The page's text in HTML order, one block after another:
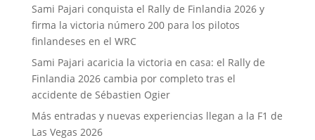
Sami Pajari conquista el Rally de Finlandia 2026 y
firma la victoria número 200 para los pilotos
finlandeses en el WRC
Sami Pajari acaricia la victoria en casa: el Rally de
Finlandia 2026 cambia por completo tras el
accidente de Sébastien Ogier
Más entradas y nuevas experiencias llegan a la F1 de
Las Vegas 2026